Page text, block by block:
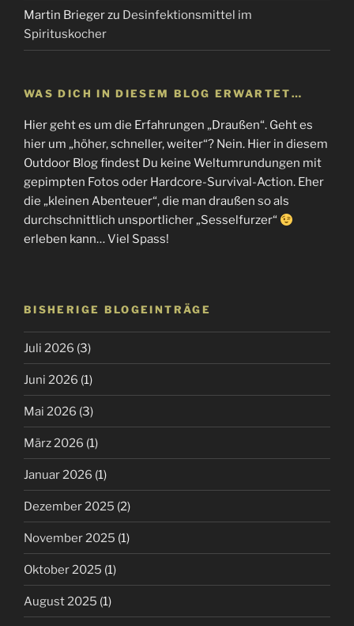
Martin Briegerzu Desinfektionsmittel im
Spirituskocher
WAS DICH IN DIESEM BLOG ERWARTET…
Hier geht es um die Erfahrungen „Draußen“. Geht es
hier um „höher, schneller, weiter“? Nein. Hier in diesem
Outdoor Blog findest Du keine Weltumrundungen mit
gepimpten Fotos oder Hardcore-Survival-Action. Eher
die „kleinen Abenteuer“, die man draußen so als
durchschnittlich unsportlicher „Sesselfurzer“
erleben kann… Viel Spass!
BISHERIGE BLOGEINTRÄGE
Juli 2026 (3)
Juni 2026 (1)
Mai 2026 (3)
März 2026 (1)
Januar 2026 (1)
Dezember 2025 (2)
November 2025 (1)
Oktober 2025 (1)
August 2025 (1)